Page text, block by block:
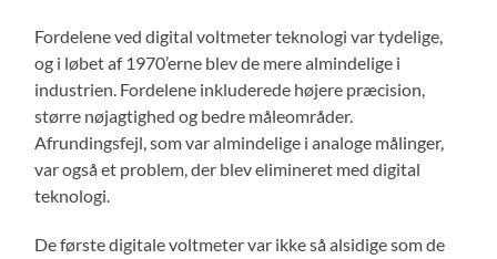
Fordelene ved digital voltmeter teknologi var tydelige,
og i løbet af 1970’erne blev de mere almindelige i
industrien. Fordelene inkluderede højere præcision,
større nøjagtighed og bedre måleområder.
Afrundingsfejl, som var almindelige i analoge målinger,
var også et problem, der blev elimineret med digital
teknologi.
De første digitale voltmeter var ikke så alsidige som de